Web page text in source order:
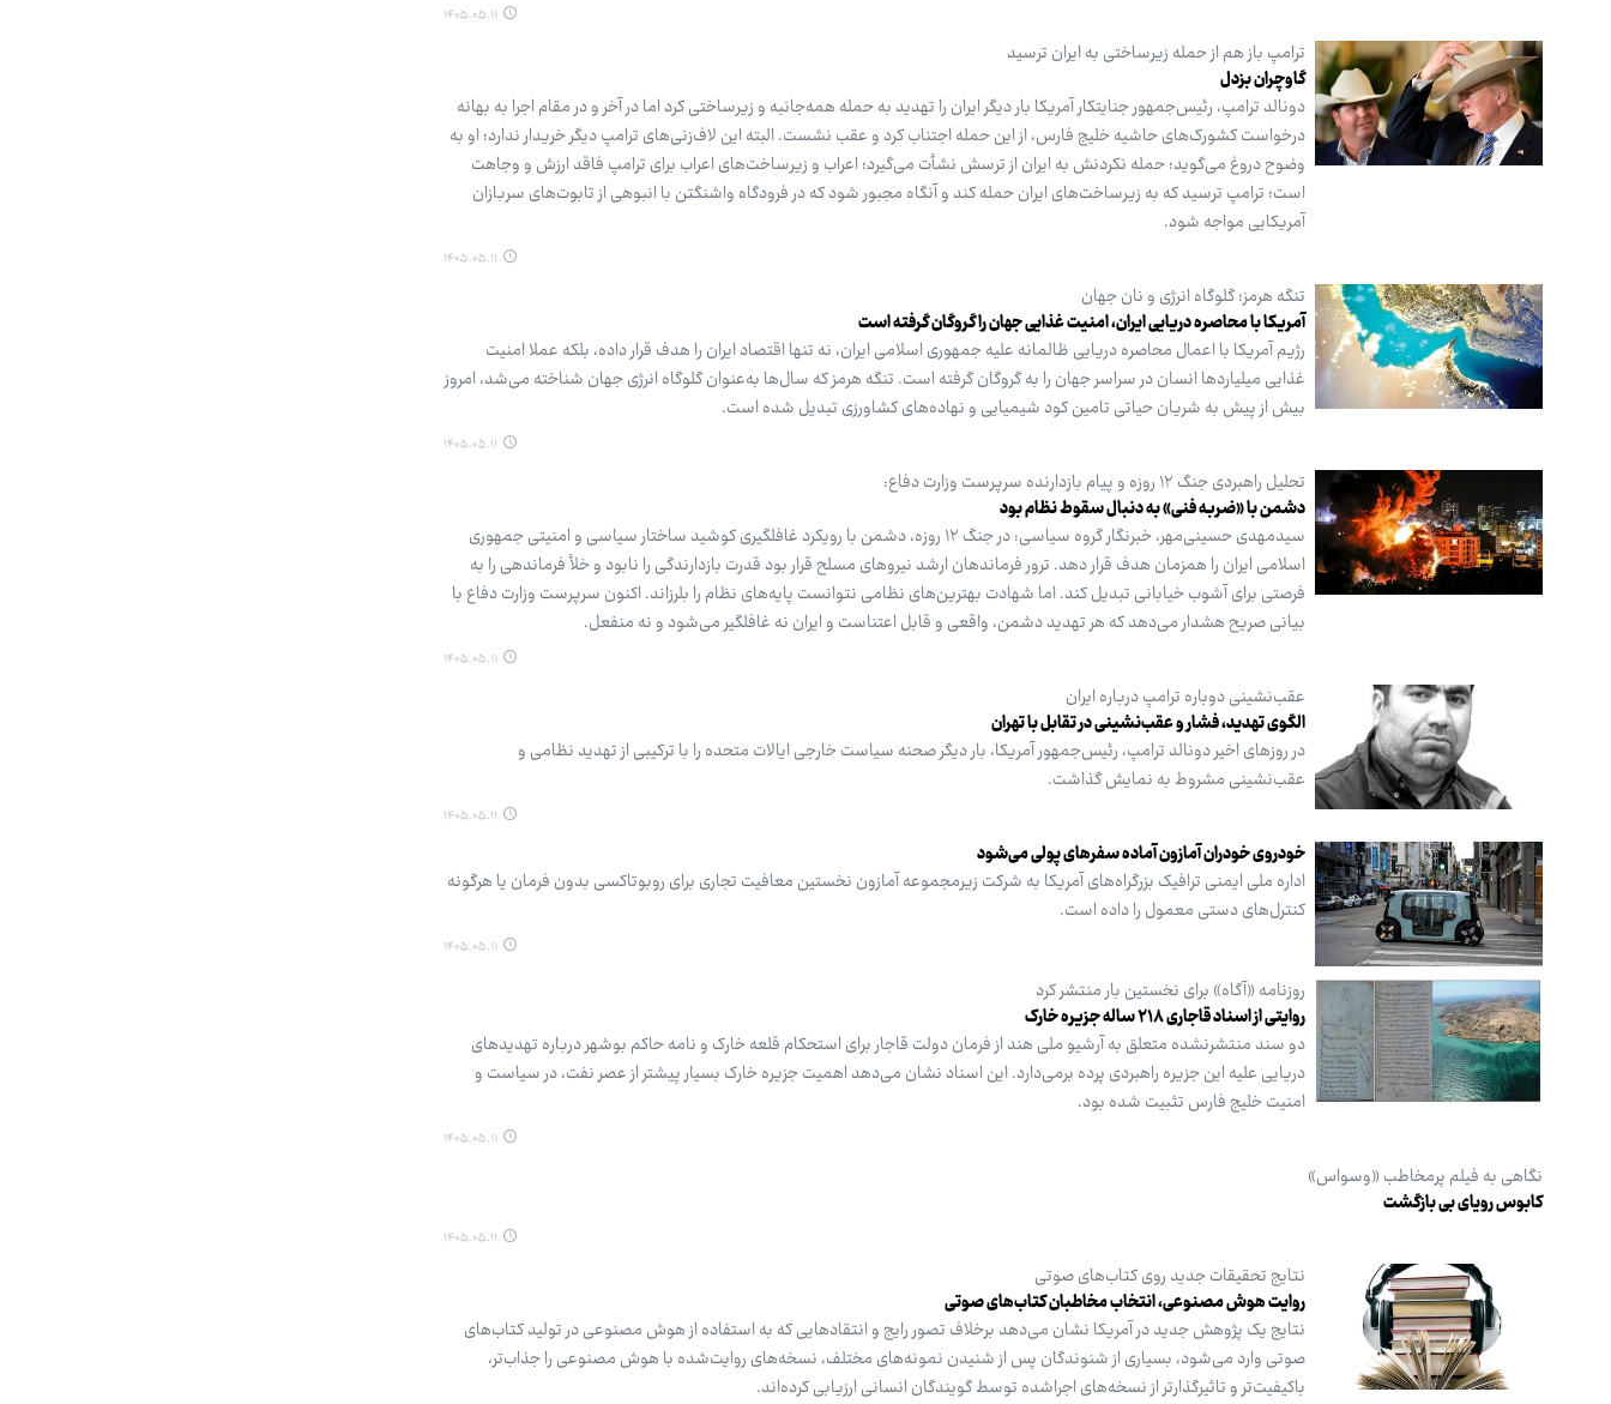
۱۴۰۵.۰۵.۱۱
ترامپ باز هم از حمله زیرساختی به ایران ترسید
گاوچران بزدل
دونالد ترامپ، رئیس‌جمهور جنایتکار آمریکا بار دیگر ایران را تهدید به حمله همه‌جانبه و زیرساختی کرد اما در آخر و در مقام اجرا به بهانه
درخواست کشورک‌های حاشیه خلیج فارس، از این حمله اجتناب کرد و عقب نشست. البته این لاف‌زنی‌های ترامپ دیگر خریدار ندارد؛ او به
وضوح دروغ می‌گوید؛ حمله نکردنش به ایران از ترسش نشأت می‌گیرد؛ اعراب و زیرساخت‌های اعراب برای ترامپ فاقد ارزش و وجاهت
است؛ ترامپ ترسید که به زیرساخت‌های ایران حمله کند و آنگاه مجبور شود که در فرودگاه واشنگتن با انبوهی از تابوت‌های سربازان
آمریکایی مواجه شود.
۱۴۰۵.۰۵.۱۱
تنگه هرمز؛ گلوگاه انرژی و نان جهان
آمریکا با محاصره دریایی ایران، امنیت غذایی جهان را گروگان گرفته است
رژیم آمریکا با اعمال محاصره دریایی ظالمانه علیه جمهوری اسلامی ایران، نه تنها اقتصاد ایران را هدف قرار داده، بلکه عملا امنیت
غذایی میلیاردها انسان در سراسر جهان را به گروگان گرفته است. تنگه هرمز که سال‌ها به‌عنوان گلوگاه انرژی جهان شناخته می‌شد، امروز
بیش از پیش به شریان حیاتی تامین کود شیمیایی و نهاده‌های کشاورزی تبدیل شده است.
۱۴۰۵.۰۵.۱۱
تحلیل راهبردی جنگ ۱۲ روزه و پیام بازدارنده سرپرست وزارت دفاع:
دشمن با «ضربه فنی» به دنبال سقوط نظام بود
سیدمهدی حسینی‌مهر، خبرنگار گروه سیاسی: در جنگ ۱۲ روزه، دشمن با رویکرد غافلگیری کوشید ساختار سیاسی و امنیتی جمهوری
اسلامی ایران را همزمان هدف قرار دهد. ترور فرماندهان ارشد نیروهای مسلح قرار بود قدرت بازدارندگی را نابود و خلأ فرماندهی را به
فرصتی برای آشوب خیابانی تبدیل کند. اما شهادت بهترین‌های نظامی نتوانست پایه‌های نظام را بلرزاند. اکنون سرپرست وزارت دفاع با
بیانی صریح هشدار می‌دهد که هر تهدید دشمن، واقعی و قابل اعتناست و ایران نه غافلگیر می‌شود و نه منفعل.
۱۴۰۵.۰۵.۱۱
عقب‌نشینی دوباره ترامپ درباره ایران
الگوی تهدید، فشار و عقب‌نشینی در تقابل با تهران
در روزهای اخیر دونالد ترامپ، رئیس‌جمهور آمریکا، بار دیگر صحنه سیاست خارجی ایالات متحده را با ترکیبی از تهدید نظامی و
عقب‌نشینی مشروط به نمایش گذاشت.
۱۴۰۵.۰۵.۱۱
خودروی خودران آمازون آماده سفرهای پولی می‌شود
اداره ملی ایمنی ترافیک بزرگراه‌های آمریکا به شرکت زیرمجموعه آمازون نخستین معافیت تجاری برای روبوتاکسی بدون فرمان یا هرگونه
کنترل‌های دستی معمول را داده است.
۱۴۰۵.۰۵.۱۱
روزنامه «آگاه» برای نخستین بار منتشر کرد
روایتی از اسناد قاجاری ۲۱۸ ساله جزیره خارک
دو سند منتشرنشده متعلق به آرشیو ملی هند از فرمان دولت قاجار برای استحکام قلعه خارک و نامه حاکم بوشهر درباره تهدیدهای
دریایی علیه این جزیره راهبردی پرده برمی‌دارد. این اسناد نشان می‌دهد اهمیت جزیره خارک بسیار پیشتر از عصر نفت، در سیاست و
امنیت خلیج فارس تثبیت شده بود.
۱۴۰۵.۰۵.۱۱
نگاهی به فیلم پرمخاطب «وسواس»
کابوس رویای بی بازگشت
۱۴۰۵.۰۵.۱۱
نتایج تحقیقات جدید روی کتاب‌های صوتی
روایت هوش مصنوعی، انتخاب مخاطبان کتاب‌های صوتی
نتایج یک پژوهش جدید در آمریکا نشان می‌دهد برخلاف تصور رایج و انتقادهایی که به استفاده از هوش مصنوعی در تولید کتاب‌های
صوتی وارد می‌شود، بسیاری از شنوندگان پس از شنیدن نمونه‌های مختلف، نسخه‌های روایت‌شده با هوش مصنوعی را جذاب‌تر،
باکیفیت‌تر و تاثیرگذارتر از نسخه‌های اجراشده توسط گویندگان انسانی ارزیابی کرده‌اند.